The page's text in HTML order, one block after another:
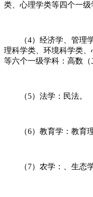
类、心理学类等四个一级
（4）经济学、管理学
理科学类、环境科学类、
等六个一级学科：高数（
（5）法学：民法。
（6）教育学：教育理
（7）农学：、生态学